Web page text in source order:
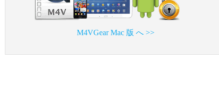
M4VGear Mac 版 へ >>